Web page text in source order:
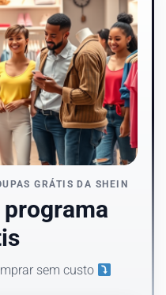
GRÁTIS DA SHEIN
sem custo